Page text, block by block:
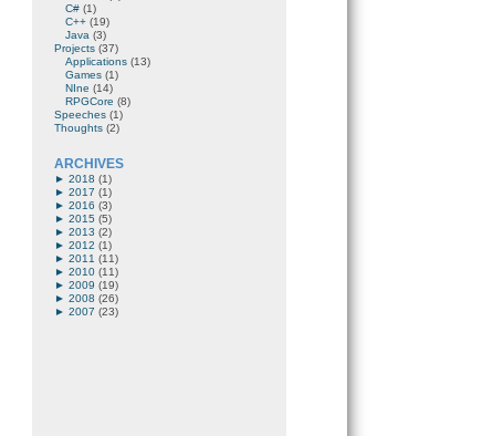
C#(1)
C++(19)
Java (3)
Projects(37)
Applications(13)
Games(1)
NIne (14)
RPGCore (8)
Speeches(1)
Thoughts(2)
ARCHIVES
► 2018 (1)
► 2017 (1)
► 2016 (3)
► 2015 (5)
► 2013 (2)
► 2012 (1)
► 2011 (11)
► 2010(11)
► 2009 (19)
► 2008 (26)
► 2007 (23)